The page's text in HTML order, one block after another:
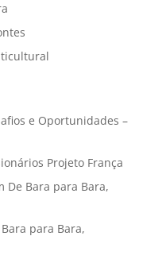
e Oportunidades –
Projeto França
De Bara para Bara,
Bara para Bara,